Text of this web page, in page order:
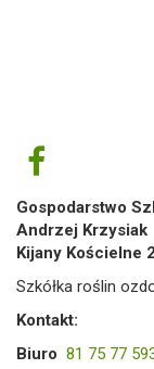
Gospodarstwo
Andrzej Krzysiak
Kijany Kościelne
Szkółka roślin
Kontakt:
Biuro 81 75 77